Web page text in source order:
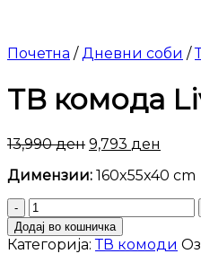
Почетна / Дневни соби /
ТВ комода
13,990ден 9,793 ден
Димензии: 160x55x40 cm
ТВ
комода
Livi
количина
Додај во кошничка
Категорија:ТВ комоди